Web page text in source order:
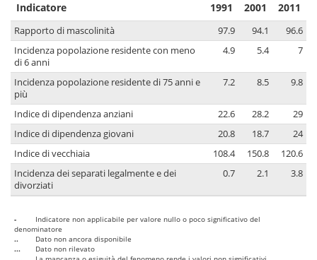
Indicatore 1991 2001 2011
Rapporto di mascolinità 97.9 94.1
96.6
Incidenza popolazione residente con meno
di 6 anni
4.9 5.4 7
Incidenza popolazione residente di 75 anni e
più
7.2 8.5 9.8
Indice di dipendenza anziani 22.6 28.2
29
Indice di dipendenza giovani
20.8 18.7
24
Indice di vecchiaia
108.4 150.8
120.6
Incidenza dei separati legalmente e dei
divorziati
0.7 2.1 3.8
-
Indicatore non applicabile per valore nullo o poco significativo del
denominatore
..
Dato non ancora disponibile
...
Dato non rilevato